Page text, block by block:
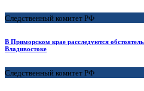
Следственный комитет РФ
В Приморском крае расследуются
Владивостоке
Следственный комитет РФ